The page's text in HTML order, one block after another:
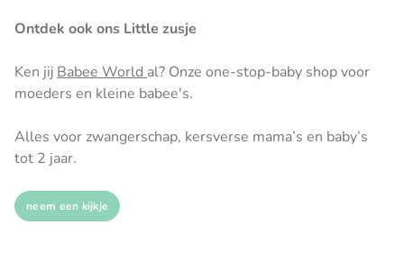
Ontdek ook ons Little zusje
Ken jij Babee World al? Onze one-stop-baby shop voor
moeders en kleine babee's.
Alles voor zwangerschap, kersverse mama’s en baby’s
tot 2 jaar.
neem een kijkje